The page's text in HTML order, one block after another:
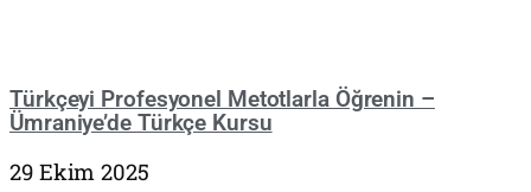
Türkçeyi Profesyonel Metotlarla Öğrenin –
Ümraniye’de Türkçe Kursu
29 Ekim 2025